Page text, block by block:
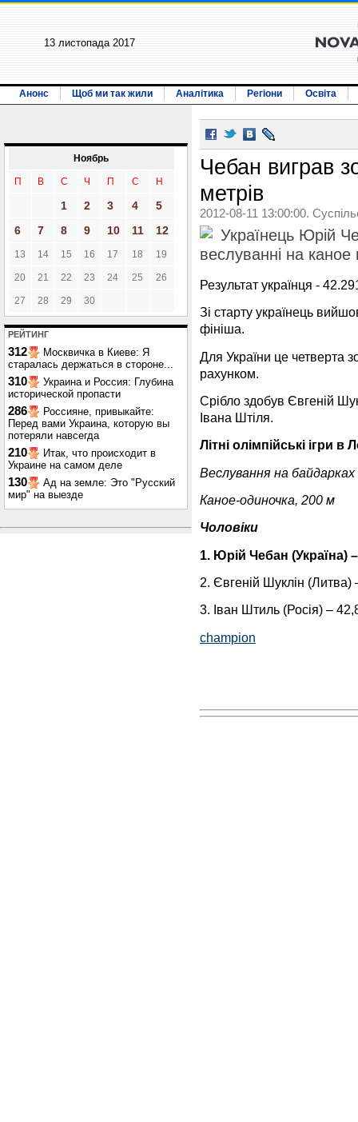
13 листопада 2017
Анонс Щоб ми так жили Аналітика Регіони Освіта
Ноябрь
П В С Ч П С Н
1 2 3 4
5
6
7 8 9 10 11 12
13 14 15 16 17 18 19
20 21 22 23 24 25 26
27 28 29 30
РЕЙТИНГ
312
Москвичка в Киеве: Я
старалась держаться в стороне...
310
Украина и Россия: Глубина
исторической пропасти
286
Россияне, привыкайте:
Перед вами Украина, которую вы
потеряли навсегда
210
Итак, что происходит в
Украине на самом деле
130
Ад на земле: Это "Русский
мир" на выезде
Чебан виграв
метрів
2012-08-11 13:00:00.
Українець Юрій
веслуванні на
Результат українця -
Зі старту українець
фініша.
Для України це четверта
рахунком.
Срібло здобув Євгеній
Івана Штіля.
Літні олімпійські ігри в
Веслування на байдарках
Каное-одиночка, 200 м
Чоловіки
1. Юрій Чебан (Україна)
2. Євгеній Шуклін (Литва)
3. Іван Штиль (Росія) –
champion